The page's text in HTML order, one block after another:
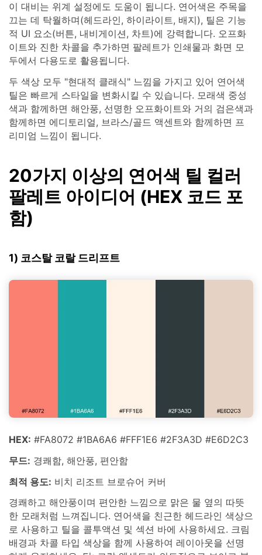
이 대비는 위계 설정에도 도움이 됩니다. 연어색은 주목을
끄는 데 탁월하며(헤드라인, 하이라이트, 배지), 틸은 기능
적 UI 요소(버튼, 내비게이션, 차트)에 강력합니다. 오프화
이트와 진한 차콜을 추가하면 팔레트가 인쇄물과 화면 모
두에서 다용도로 활용됩니다.
두 색상 모두 "현대적 클래식" 느낌을 가지고 있어 연어색
틸은 빠르게 스타일을 변화시킬 수 있습니다. 모래색 중성
색과 함께하면 해안풍, 선명한 오프화이트와 거의 검은색과
함께하면 에디토리얼, 브라스/골드 액센트와 함께하면 프
리미엄 느낌이 됩니다.
20가지 이상의 연어색 틸 컬러
팔레트 아이디어 (HEX 코드 포
함)
1) 코스탈 코랄 드리프트
HEX: #FA8072 #1BA6A6 #FFF1E6 #2F3A3D #E6D2C3
무드: 경쾌함, 해안풍, 편안함
최적 용도: 비치 리조트 브로슈어 커버
경쾌하고 해안풍이며 편안한 느낌으로 맑은 물 옆의 따뜻
한 모래처럼 느껴집니다. 연어색을 친근한 헤드라인 색상으
로 사용하고 틸을 콜투액션 및 섹션 바에 사용하세요. 크림
배경과 차콜 타입 색상을 함께 사용하여 레이아웃을 선명